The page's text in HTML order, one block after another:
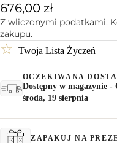
676,00 zł
Z wliczonymi podatkami.
zakupu.
☆ Twoja Lista Życzeń
OCZEKIWANA
Dostępny w magazynie -
środa, 19 sierpnia
ZAPAKUJ NA